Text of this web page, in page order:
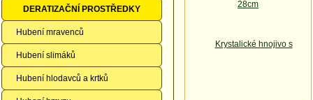
DERATIZAČNÍ PROSTŘEDKY
Hubení mravenců
Hubení slimáků
Hubení hlodavců a krtků